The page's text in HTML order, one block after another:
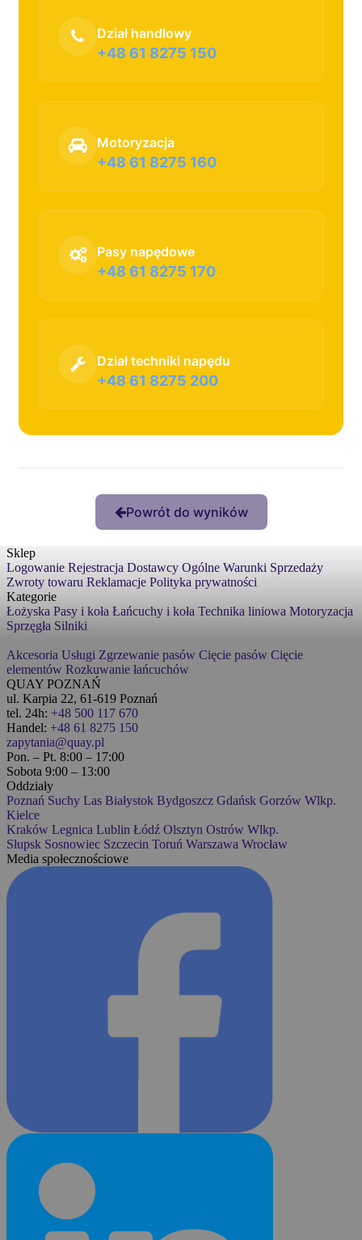
Dział handlowy
+48 61 8275 150
Motoryzacja
+48 61 8275 160
Pasy napędowe
+48 61 8275 170
Dział techniki napędu
+48 61 8275 200
Powrót do wyników
Sklep
Logowanie Rejestracja Dostawcy Ogólne Warunki Sprzedaży
Zwroty towaru Reklamacje Polityka prywatności
Kategorie
Łożyska Pasy i koła Łańcuchy i koła Technika liniowa Motoryzacja
Sprzęgła Silniki
Akcesoria Usługi Zgrzewanie pasów Cięcie pasów Cięcie
elementów Rozkuwanie łańcuchów
QUAY POZNAŃ
ul. Karpia 22, 61-619 Poznań
tel. 24h: +48 500 117 670
Handel: +48 61 8275 150
zapytania@quay.pl
Pon. – Pt. 8:00 – 17:00
Sobota 9:00 – 13:00
Oddziały
Poznań Suchy Las Białystok Bydgoszcz Gdańsk Gorzów Wlkp.
Kielce
Kraków Legnica Lublin Łódź Olsztyn Ostrów Wlkp.
Słupsk Sosnowiec Szczecin Toruń Warszawa Wrocław
Media społecznościowe